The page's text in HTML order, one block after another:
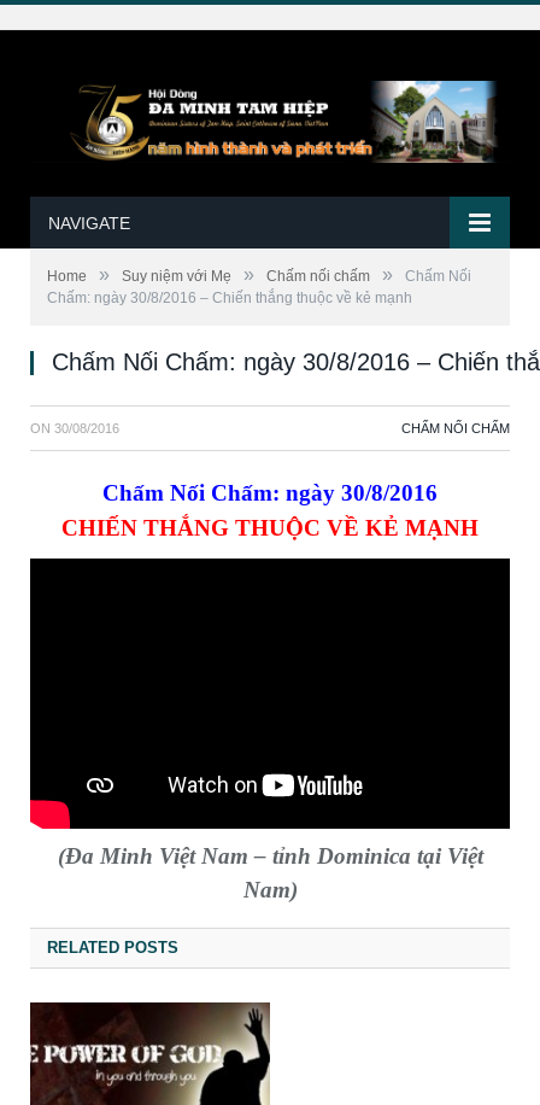
NAVIGATE
Home » Suy niệm với Mẹ » Chấm nối chấm »
Chấm Nối
Chấm: ngày 30/8/2016 – Chiến thắng thuộc về kẻ mạnh
Chấm Nối Chấm: ngày 30/8/2016 – Chiến
ON 30/08/2016 CHẤM NỐI CHẤM
Chấm Nối Chấm: ngày 30/8/2016
CHIẾN THẮNG THUỘC VỀ KẺ MẠNH
(Đa Minh Việt Nam – tỉnh Dominica tại Việt
Nam)
RELATED POSTS